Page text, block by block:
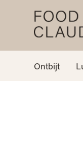
Ontbijt